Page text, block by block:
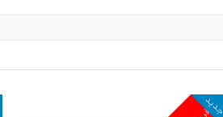
جدید